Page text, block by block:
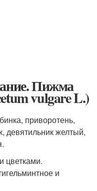
Пижма
vulgare L.)
приворотень,
девятильник желтый,
цветками.
и